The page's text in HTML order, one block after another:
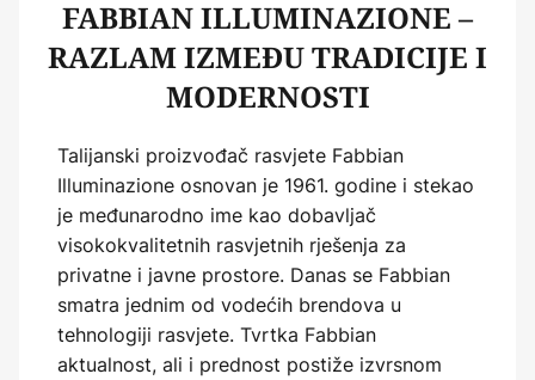
FABBIAN ILLUMINAZIONE –
RAZLAM IZMEĐU TRADICIJE I
MODERNOSTI
Talijanski proizvođač rasvjete Fabbian
Illuminazione osnovan je 1961. godine i stekao
je međunarodno ime kao dobavljač
visokokvalitetnih rasvjetnih rješenja za
privatne i javne prostore. Danas se Fabbian
smatra jednim od vodećih brendova u
tehnologiji rasvjete. Tvrtka Fabbian
aktualnost, ali i prednost postiže izvrsnom